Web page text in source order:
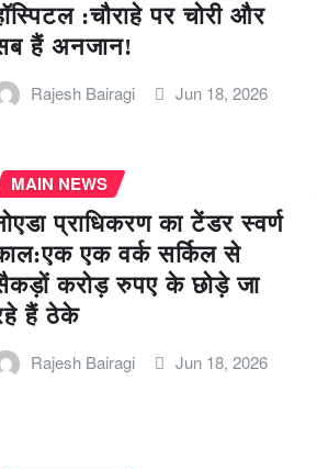
:चौराहे पर चोरी और
हैं अनजान!
Rajesh Bairagi Jun 18, 2026
MAIN NEWS
प्राधिकरण का टेंडर स्वर्ण
एक वर्क सर्किल से
करोड़ रुपए के छोड़े जा
हैं ठेके
Rajesh Bairagi Jun 18, 2026